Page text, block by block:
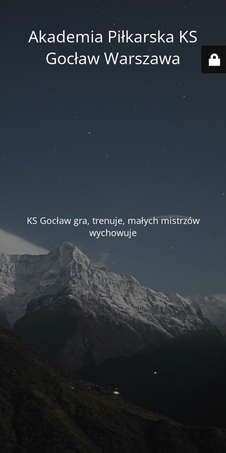
Akademia Piłkarska KS
Gocław Warszawa
KS Gocław gra, trenuje, małych mistrzów
wychowuje